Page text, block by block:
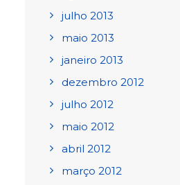
julho 2013
maio 2013
janeiro 2013
dezembro 2012
julho 2012
maio 2012
abril 2012
março 2012